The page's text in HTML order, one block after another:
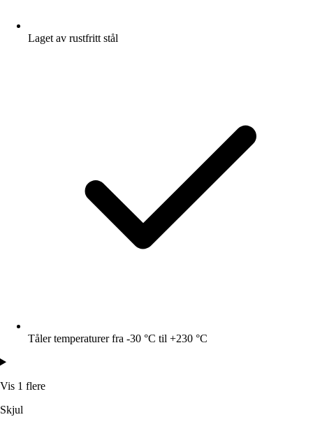
Laget av rustfritt stål
Tåler temperaturer fra -30 °C til +230 °C
Vis 1 flere
Skjul